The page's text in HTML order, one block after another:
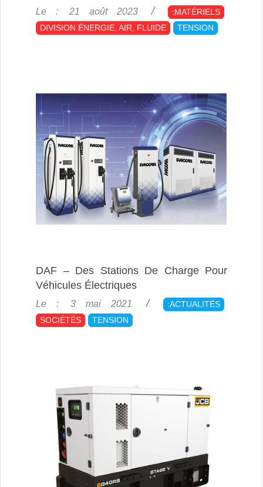
2023-
08-
21
Le : 21 août 2023
:MATÉRIELS
DIVISION ÉNERGIE, AIR, FLUIDE
TENSION
DAF – Des Stations De Charge Pour
Véhicules Électriques
2021-
05-
03
Le : 3 mai 2021
:ACTUALITÉS
SOCIÉTÉS
TENSION